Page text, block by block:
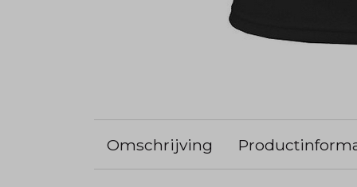
Omschrijving